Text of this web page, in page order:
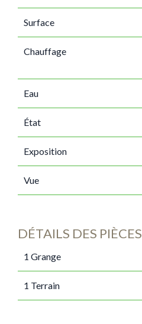
Surface
Chauffage
Eau
État
Exposition
Vue
DÉTAILS DES PIÈCES
1 Grange
1 Terrain